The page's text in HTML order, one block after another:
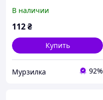
4011905027876
В наличии
112₴
Купить
Мурзилка 92%